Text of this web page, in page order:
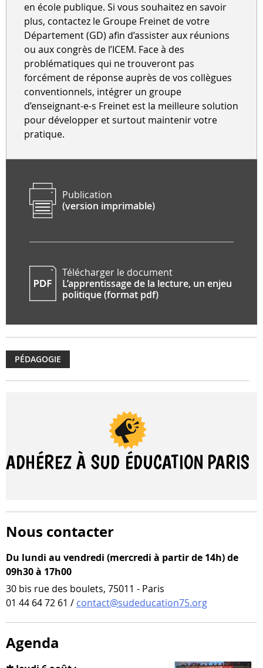
en école publique. Si vous souhaitez en savoir
plus, contactez le Groupe Freinet de votre
Département (GD) afin d’assister aux réunions
ou aux congrès de l’ICEM. Face à des
problématiques qui ne trouveront pas
forcément de réponse auprès de vos collègues
conventionnels, intégrer un groupe
d’enseignant-e-s Freinet est la meilleure solution
pour développer et surtout maintenir votre
pratique.
Publication
(version imprimable)
Télécharger le document
L’apprentissage de la lecture, un enjeu
politique (format pdf)
PÉDAGOGIE
ADHÉREZ À SUD ÉDUCATION PARIS
Nous contacter
Du lundi au vendredi (mercredi à partir de 14h) de
09h30 à 17h00
30 bis rue des boulets, 75011 - Paris
01 44 64 72 61 / contact@sudeducation75.org
Agenda